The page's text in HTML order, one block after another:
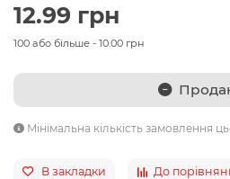
12.99 грн
100 або більше - 10.00 грн
Мінімальна кількість замовлення
В закладки До